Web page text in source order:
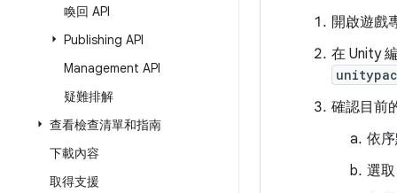
喚回 API
Publishing API
Management API
疑難排解
查看檢查清單和指南
下載內容
取得支援
開啟遊戲
在 Unity
確認目前
依
選